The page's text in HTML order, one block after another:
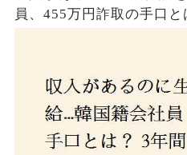
員、455万円詐取の手口